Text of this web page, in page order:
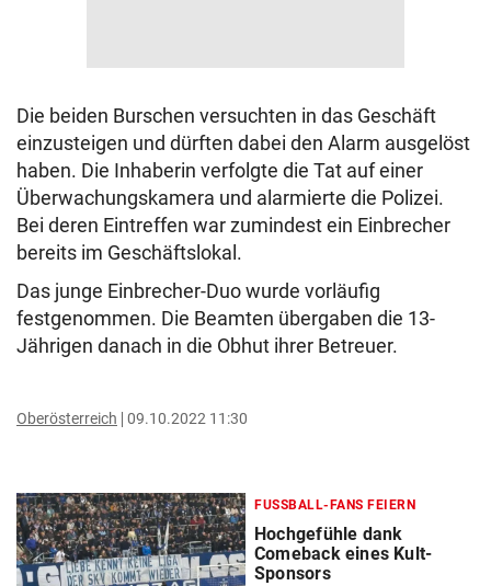
Die beiden Burschen versuchten in das Geschäft
einzusteigen und dürften dabei den Alarm ausgelöst
haben. Die Inhaberin verfolgte die Tat auf einer
Überwachungskamera und alarmierte die Polizei.
Bei deren Eintreffen war zumindest ein Einbrecher
bereits im Geschäftslokal.
Das junge Einbrecher-Duo wurde vorläufig
festgenommen. Die Beamten übergaben die 13-
Jährigen danach in die Obhut ihrer Betreuer.
Oberösterreich 09.10.2022 11:30
FUSSBALL-FANS FEIERN
Hochgefühle dank
Comeback eines Kult-
Sponsors